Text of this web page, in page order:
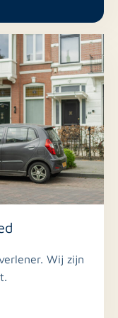
In het dorp
en een
mogelijkheden
kanaal of door
(BE) liggen op
van zowel
binnen enkele
Wij zijn